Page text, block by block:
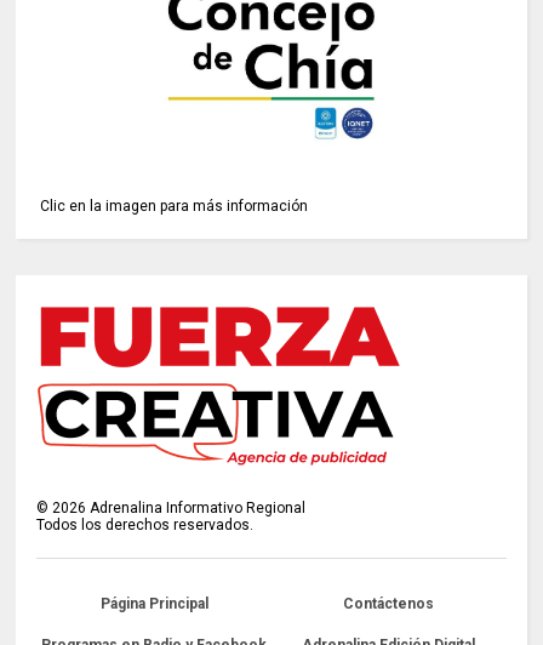
Clic en la imagen para más información
©2026 Adrenalina Informativo Regional
Todos los derechos reservados.
Página Principal Contáctenos